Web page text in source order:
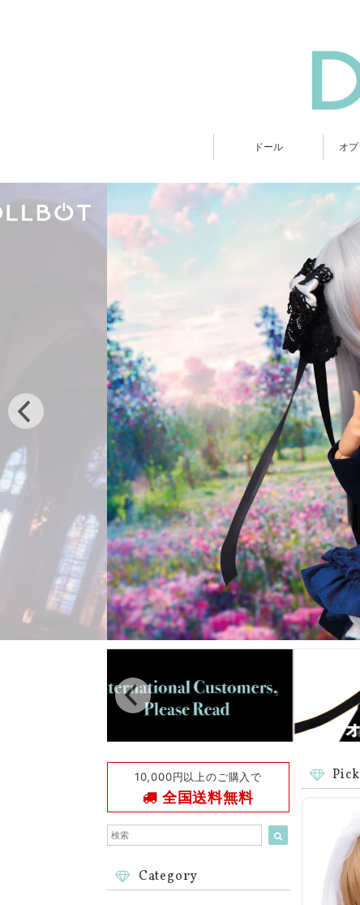
ドール オ
10,000円以上のご購入で
全国送料無料
Category